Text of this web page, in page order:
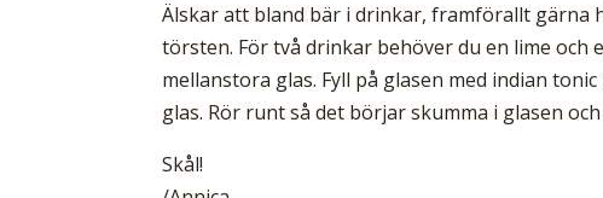
Älskar att bland bär i drinkar, framförallt gärna
törsten. För två drinkar behöver du en lime och
mellanstora glas. Fyll på glasen med indian
glas. Rör runt så det börjar skumma i glasen
Skål!